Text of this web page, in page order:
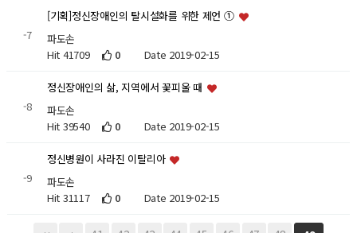
-7
[기획]정신장애인의 탈시설화를 위한 제언 ①
파도손
Hit 41709
0 Date 2019-02-15
-8
정신장애인의 삶, 지역에서 꽃피울 때
파도손
Hit 39540
0 Date 2019-02-15
-9
정신병원이 사라진 이탈리아
파도손
Hit 31117
0 Date 2019-02-15